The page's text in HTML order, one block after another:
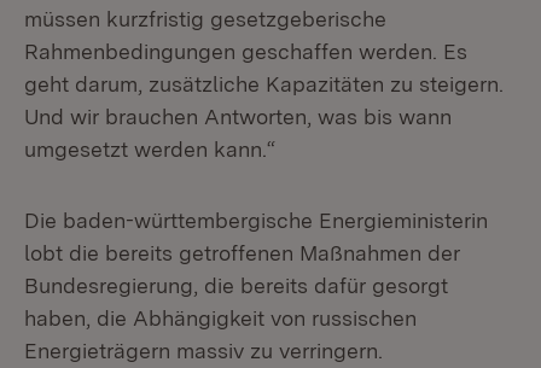
müssen kurzfristig gesetzgeberische
Rahmenbedingungen geschaffen werden. Es
geht darum, zusätzliche Kapazitäten zu steigern.
Und wir brauchen Antworten, was bis wann
umgesetzt werden kann.“
Die baden-württembergische Energieministerin
lobt die bereits getroffenen Maßnahmen der
Bundesregierung, die bereits dafür gesorgt
haben, die Abhängigkeit von russischen
Energieträgern massiv zu verringern.